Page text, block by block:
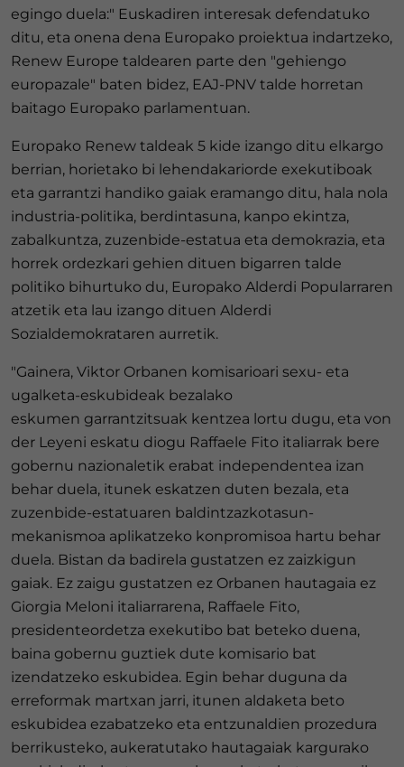
egingo duela:" Euskadiren interesak defendatuko
ditu, eta onena dena Europako proiektua indartzeko,
Renew Europe taldearen parte den "gehiengo
europazale" baten bidez, EAJ-PNV talde horretan
baitago Europako parlamentuan.
Europako Renew taldeak 5 kide izango ditu elkargo
berrian, horietako bi lehendakariorde exekutiboak
eta garrantzi handiko gaiak eramango ditu, hala nola
industria-politika, berdintasuna, kanpo ekintza,
zabalkuntza, zuzenbide-estatua eta demokrazia, eta
horrek ordezkari gehien dituen bigarren talde
politiko bihurtuko du, Europako Alderdi Popularraren
atzetik eta lau izango dituen Alderdi
Sozialdemokrataren aurretik.
"Gainera, Viktor Orbanen komisarioari sexu- eta
ugalketa-eskubideak bezalako
eskumen garrantzitsuak kentzea lortu dugu, eta von
der Leyeni eskatu diogu Raffaele Fito italiarrak bere
gobernu nazionaletik erabat independentea izan
behar duela, itunek eskatzen duten bezala, eta
zuzenbide-estatuaren baldintzazkotasun-
mekanismoa aplikatzeko konpromisoa hartu behar
duela. Bistan da badirela gustatzen ez zaizkigun
gaiak. Ez zaigu gustatzen ez Orbanen hautagaia ez
Giorgia Meloni italiarrarena, Raffaele Fito,
presidenteordetza exekutibo bat beteko duena,
baina gobernu guztiek dute komisario bat
izendatzeko eskubidea. Egin behar duguna da
erreformak martxan jarri, itunen aldaketa beto
eskubidea ezabatzeko eta entzunaldien prozedura
berrikusteko, aukeratutako hautagaiak kargurako